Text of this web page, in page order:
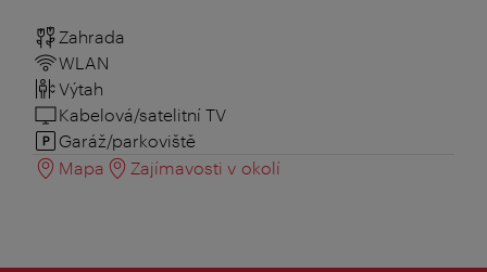
Zahrada
WLAN
Výtah
Kabelová/satelitní TV
Garáž/parkoviště
Mapa
Zajímavosti v okolí